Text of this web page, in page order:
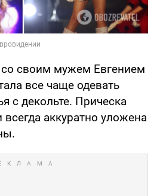
своим мужем Евгением
все чаще одевать
с декольте. Прическа
аккуратно уложена